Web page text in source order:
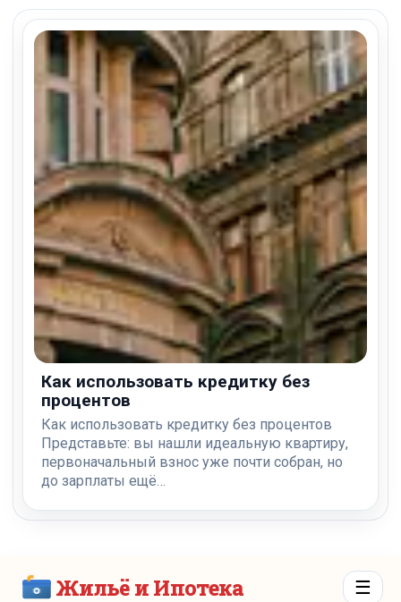
Как использовать кредитку без
процентов
Как использовать кредитку без процентов
Представьте: вы нашли идеальную квартиру,
первоначальный взнос уже почти собран, но
до зарплаты ещё…
Жильё и Ипотека ☰